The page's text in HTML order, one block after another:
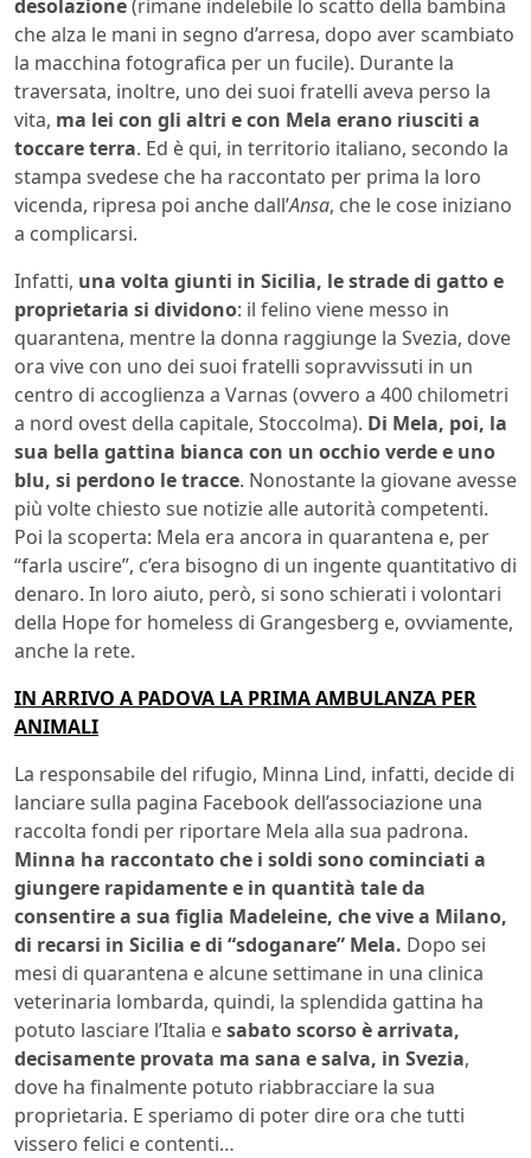
desolazione(rimane indelebile lo scatto della bambina
che alza le mani in segno d’arresa, dopo aver scambiato
la macchina fotografica per un fucile). Durante la
traversata, inoltre, uno dei suoi fratelli aveva perso la
vita, ma lei con gli altri e con Mela erano riusciti a
toccare terra. Ed è qui, in territorio italiano, secondo la
stampa svedese che ha raccontato per prima la loro
vicenda, ripresa poi anche dall’Ansa, che le cose iniziano
a complicarsi.
Infatti, una volta giunti in Sicilia, le strade di gatto e
proprietaria si dividono: il felino viene messo in
quarantena, mentre la donna raggiunge la Svezia, dove
ora vive con uno dei suoi fratelli sopravvissuti in un
centro di accoglienza a Varnas (ovvero a 400 chilometri
a nord ovest della capitale, Stoccolma). Di Mela, poi, la
sua bella gattina bianca con un occhio verde e uno
blu, si perdono le tracce. Nonostante la giovane avesse
più volte chiesto sue notizie alle autorità competenti.
Poi la scoperta: Mela era ancora in quarantena e, per
“farla uscire”, c’era bisogno di un ingente quantitativo di
denaro. In loro aiuto, però, si sono schierati i volontari
della Hope for homeless di Grangesberg e, ovviamente,
anche la rete.
IN ARRIVO A PADOVA LA PRIMA AMBULANZA PER
ANIMALI
La responsabile del rifugio, Minna Lind, infatti, decide di
lanciare sulla pagina Facebook dell’associazione una
raccolta fondi per riportare Mela alla sua padrona.
Minna ha raccontato che i soldi sono cominciati a
giungere rapidamente e in quantità tale da
consentire a sua figlia Madeleine, che vive a Milano,
di recarsi in Sicilia e di “sdoganare” Mela. Dopo sei
mesi di quarantena e alcune settimane in una clinica
veterinaria lombarda, quindi, la splendida gattina ha
potuto lasciare l’Italia esabato scorso è arrivata,
decisamente provata ma sana e salva, in Svezia,
dove ha finalmente potuto riabbracciare la sua
proprietaria. E speriamo di poter dire ora che tutti
vissero felici e contenti…